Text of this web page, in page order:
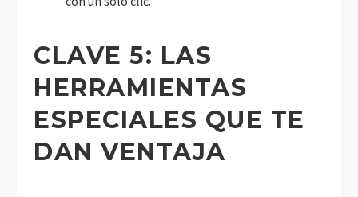
CLAVE 5: LAS
HERRAMIENTAS
ESPECIALES QUE TE
DAN VENTAJA